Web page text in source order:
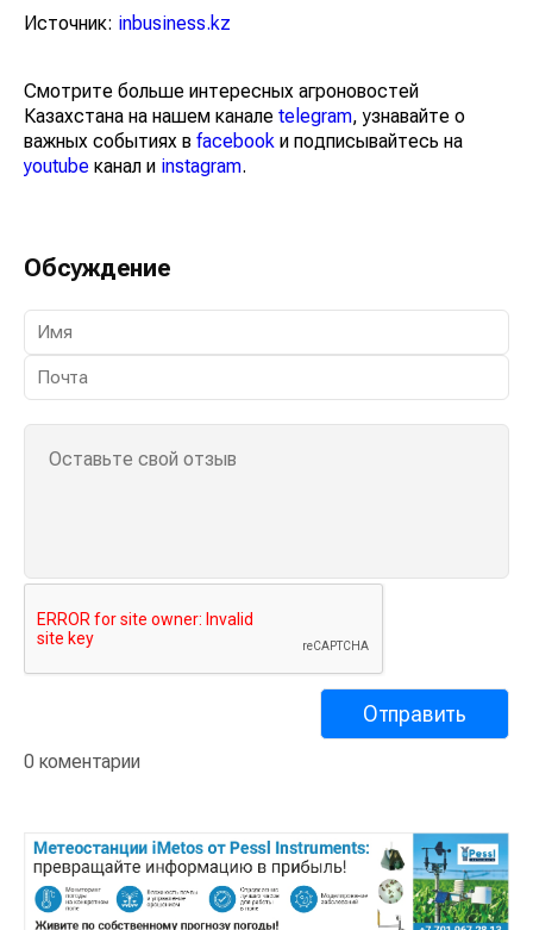
Источник: inbusiness.kz
Смотрите больше интересных агроновостей
Казахстана на нашем канале telegram, узнавайте о
важных событиях в facebook и подписывайтесь на
youtube канал и instagram.
Обсуждение
0 коментарии